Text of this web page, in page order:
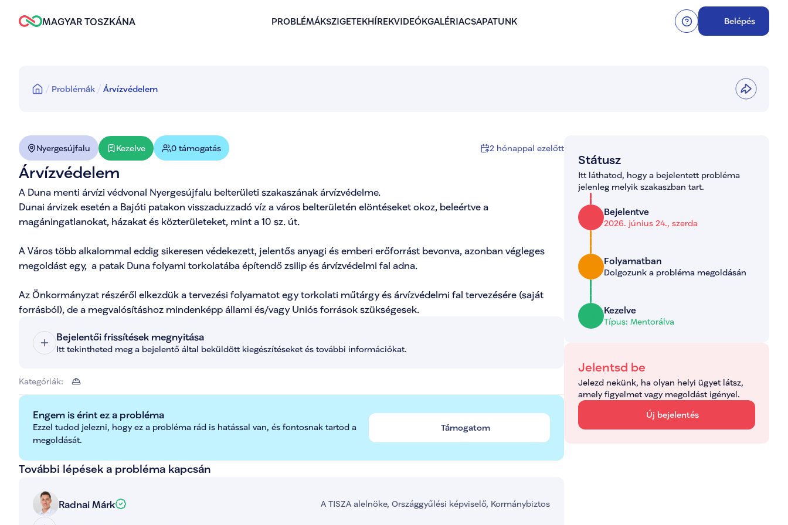
MAGYAR TOSZKÁNA PROBLÉMÁKSZIGETEKHÍREKVIDEÓKGALÉRIACSAPATUNK Belépés
Problémák Árvízvédelem
Nyergesújfalu Kezelve 0 támogatás 2 hónappal ezelőtt
Árvízvédelem
A Duna menti árvízi védvonal Nyergesújfalu belterületi szakaszának árvízvédelme.
Dunai árvizek esetén a Bajóti patakon visszaduzzadó víz a város belterületén elöntéseket okoz, beleértve a
magáningatlanokat, házakat és közterületeket, mint a 10 sz. út.
A Város több alkalommal eddig sikeresen védekezett, jelentős anyagi és emberi erőforrást bevonva, azonban végleges
megoldást egy,  a patak Duna folyami torkolatába építendő zsilip és árvízvédelmi fal adna.
Az Önkormányzat részéről elkezdük a tervezési folyamatot egy torkolati műtárgy és árvízvédelmi fal tervezésére (saját
forrásból), de a megvalósításhoz mindenképp állami és/vagy Uniós források szükségesek.
Bejelentői frissítések megnyitása
Itt tekintheted meg a bejelentő által beküldött kiegészítéseket és további információkat.
Kategóriák:
Engem is érint ez a probléma
Ezzel tudod jelezni, hogy ez a probléma rád is hatással van, és fontosnak tartod a
megoldását.
Támogatom
További lépések a probléma kapcsán
Radnai Márk A TISZA alelnöke, Országgyűlési képviselő, Kormánybiztos
Státusz
Itt láthatod, hogy a bejelentett probléma
jelenleg melyik szakaszban tart.
Bejelentve
2026. június 24., szerda
Folyamatban
Dolgozunk a probléma megoldásán
Kezelve
Típus: Mentorálva
Jelentsd be
Jelezd nekünk, ha olyan helyi ügyet látsz,
amely figyelmet vagy megoldást igényel.
Új bejelentés